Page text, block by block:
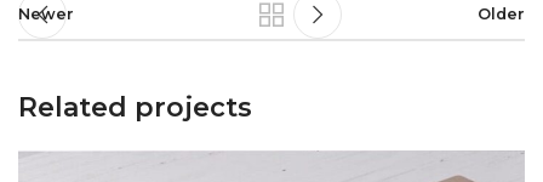
Newer Older
Related projects